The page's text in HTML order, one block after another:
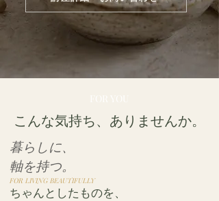
SCROLL↓
中文簡易PDF
こんな気持ち、ありませんか。
暮らしに、
軸を持つ。
FOR LIVING BEAUTIFULLY
ちゃんとしたものを、